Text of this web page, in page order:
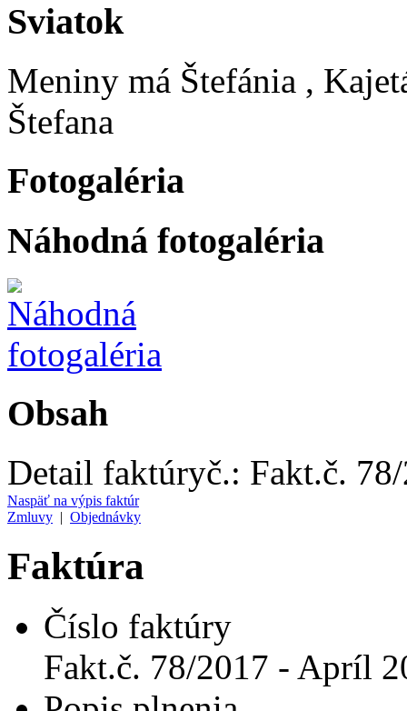
Sviatok
Meniny má Štefánia ,
Štefana
Fotogaléria
Náhodná fotogaléria
Obsah
Detail faktúryč.: Fakt.č.
Naspäť na výpis faktúr
Zmluvy | Objednávky
Faktúra
Číslo faktúry
Fakt.č. 78/2017 - Apríl